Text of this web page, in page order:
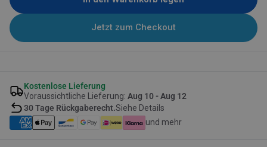
Jetzt zum Checkout
Kostenlose Lieferung
Voraussichtliche Lieferung: Aug 10 - Aug 12
30 Tage Rückgaberecht.Siehe Details
und mehr